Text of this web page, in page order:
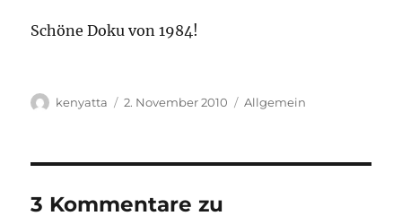
Schöne Doku von 1984!
Autor
kenyatta
Veröffentlicht
2. November 2010 Kategorien
Allgemein
3 Kommentare zu